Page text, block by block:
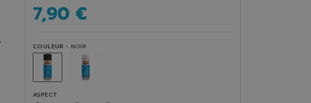
7,90 €
COULEUR - NOIR
ASPECT